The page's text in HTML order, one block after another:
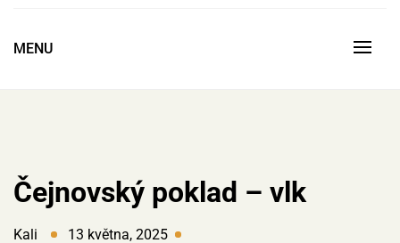
MENU
Čejnovský poklad – vlk
Kali 13 května, 2025